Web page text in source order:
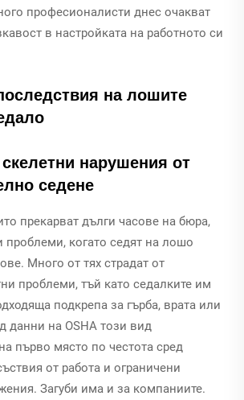
професионалисти днес очакват
в настройката на работното си
на лошите
нарушения от
седене
прекарват дълги часове на бюра,
проблеми, когато седят на лошо
Много от тях страдат от
проблеми, тъй като седалките им
подкрепа за гърба, врата или
данни на OSHA този вид
първо място по честота сред
от работа и ограничени
Загуби има и за компаниите.